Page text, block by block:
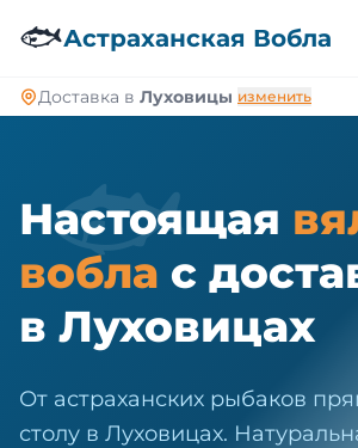
🐟Астраханская Вобла
Доставка в Луховицы изменить
🐟
Настоящая
вобла с
в Луховицах
От астраханских рыбаков
столу в Луховицах.